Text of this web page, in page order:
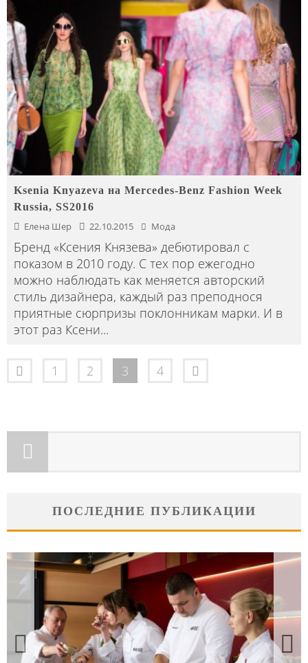
Ksenia Knyazeva на Mercedes-Benz Fashion Week
Russia, SS2016
Елена Шер 22.10.2015 Мода
Бренд «Ксения Князева» дебютировал с
показом в 2010 году. С тех пор ежегодно
можно наблюдать как меняется авторский
стиль дизайнера, каждый раз преподнося
приятные сюрпризы поклонникам марки. И в
этот раз Ксени...
1 2 3 4
ПОСЛЕДНИЕ ПУБЛИКАЦИИ